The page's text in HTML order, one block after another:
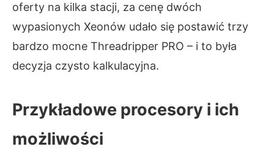
oferty na kilka stacji, za cenę dwóch
wypasionych Xeonów udało się postawić trzy
bardzo mocne Threadripper PRO – i to była
decyzja czysto kalkulacyjna.
Przykładowe procesory i ich
możliwości